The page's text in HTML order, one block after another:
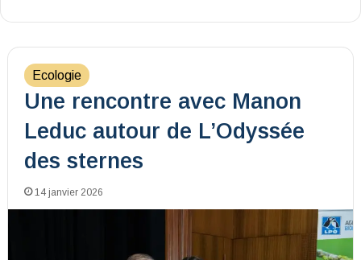
Ecologie
Une rencontre avec Manon
Leduc autour de L’Odyssée
des sternes
14 janvier 2026